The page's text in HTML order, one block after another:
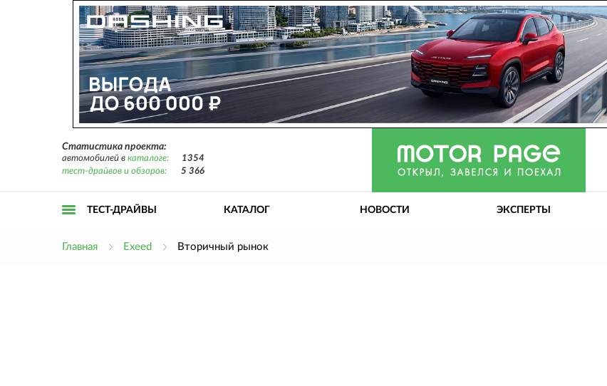
Статистика проекта:
автомобилей в каталоге:
1354
тест-драйвов и обзоров:
5 366
ТЕСТ-ДРАЙВЫ КАТАЛОГ НОВОСТИ ЭКСПЕРТЫ
Главная Exeed Вторичный рынок